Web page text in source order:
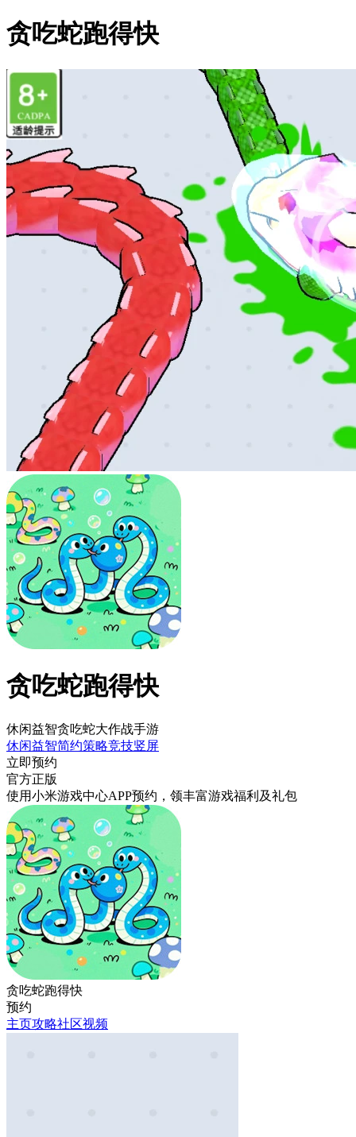
贪吃蛇跑得快
贪吃蛇跑得快
休闲益智贪吃蛇大作战手游
休闲益智简约策略竞技竖屏
立即预约
官方正版
使用小米游戏中心APP预约 ，领丰富游戏福利 及礼包
贪吃蛇跑得快
预约
主页攻略社区视频